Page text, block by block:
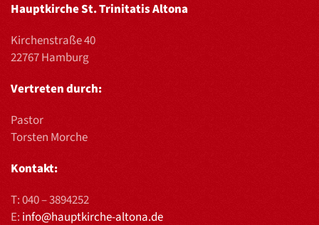
Hauptkirche St. Trinitatis Altona
Kirchenstraße 40
22767 Hamburg
Vertreten durch:
Pastor
Torsten Morche
Kontakt:
T:040 – 3894252
E: info@hauptkirche-altona.de